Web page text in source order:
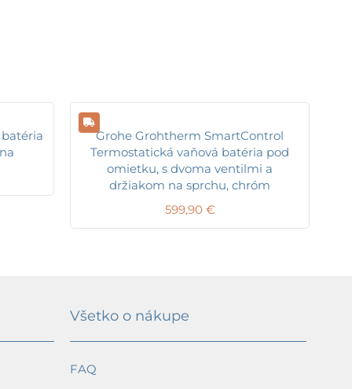
Grohe Grohtherm SmartControl
Termostatická vaňová batéria pod
omietku, s dvoma ventilmi a
držiakom na sprchu, chróm
599,90 €
Všetko o nákupe
FAQ